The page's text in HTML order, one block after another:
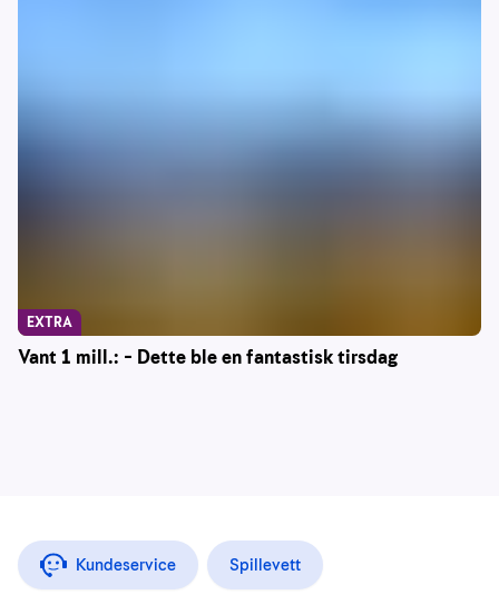
Vant 1 mill.: – Dette ble en fantastisk tirsdag
EXTRA
Kundeservice Spillevett